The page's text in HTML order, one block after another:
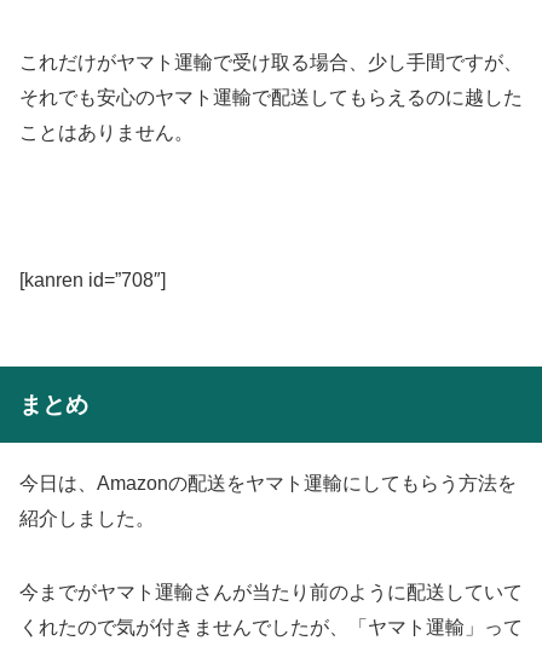
これだけがヤマト運輸で受け取る場合、少し手間ですが、
それでも安心のヤマト運輸で配送してもらえるのに越した
ことはありません。
[kanren id=”708″]
まとめ
今日は、Amazonの配送をヤマト運輸にしてもらう方法を
紹介しました。
今までがヤマト運輸さんが当たり前のように配送していて
くれたので気が付きませんでしたが、「ヤマト運輸」って